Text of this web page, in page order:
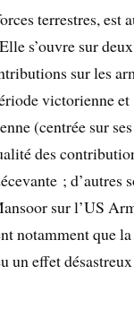
terrestres, est
s’ouvre sur
sur les
victorienne
(centrée sur
des
; d’autres
sur l’US
notamment que
un effet